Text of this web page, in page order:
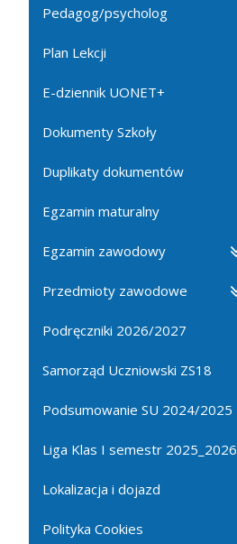
Pedagog/psycholog
Plan Lekcji
E-dziennik UONET+
Dokumenty Szkoły
Duplikaty dokumentów
Egzamin maturalny
Egzamin zawodowy
Przedmioty zawodowe
Podręczniki 2026/2027
Samorząd Uczniowski ZS18
Podsumowanie SU 2024/2025
Liga Klas I semestr 2025_2026
Lokalizacja i dojazd
Polityka Cookies